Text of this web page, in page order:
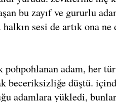
bu zayıf ve gururlu
halkın sesi de artık ona
pohpohlanan adam, her
beceriksizliğe düştü.
adamlara yükledi,